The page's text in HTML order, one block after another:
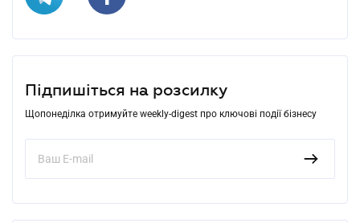
Підпишіться на розсилку
Щопонеділка отримуйте weekly-digest про ключові події бізнесу